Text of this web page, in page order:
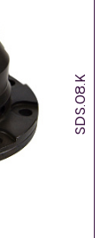
SDS.08.K